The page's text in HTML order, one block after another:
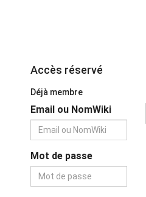
Accès réservé
Déjà membre
Email ou NomWiki
Mot de passe